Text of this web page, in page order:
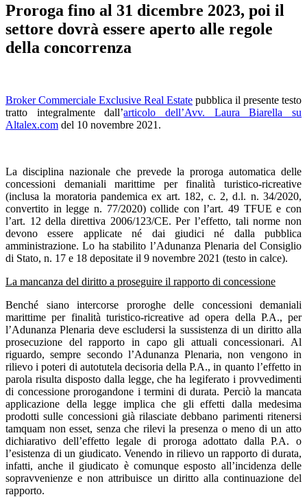
Proroga fino al 31 dicembre 2023, poi il
settore dovrà essere aperto alle regole
della concorrenza
Broker Commerciale Exclusive Real Estate pubblica il presente testo
tratto integralmente dall’articolo dell’Avv. Laura Biarella su
Altalex.com del 10 novembre 2021.
La disciplina nazionale che prevede la proroga automatica delle
concessioni demaniali marittime per finalità turistico-ricreative
(inclusa la moratoria pandemica ex art. 182, c. 2, d.l. n. 34/2020,
convertito in legge n. 77/2020) collide con l’art. 49 TFUE e con
l’art. 12 della direttiva 2006/123/CE. Per l’effetto, tali norme non
devono essere applicate né dai giudici né dalla pubblica
amministrazione. Lo ha stabilito l’Adunanza Plenaria del Consiglio
di Stato, n. 17 e 18 depositate il 9 novembre 2021 (testo in calce).
La mancanza del diritto a proseguire il rapporto di concessione
Benché siano intercorse proroghe delle concessioni demaniali
marittime per finalità turistico-ricreative ad opera della P.A., per
l’Adunanza Plenaria deve escludersi la sussistenza di un diritto alla
prosecuzione del rapporto in capo gli attuali concessionari. Al
riguardo, sempre secondo l’Adunanza Plenaria, non vengono in
rilievo i poteri di autotutela decisoria della P.A., in quanto l’effetto in
parola risulta disposto dalla legge, che ha legiferato i provvedimenti
di concessione prorogandone i termini di durata. Perciò la mancata
applicazione della legge implica che gli effetti dalla medesima
prodotti sulle concessioni già rilasciate debbano parimenti ritenersi
tamquam non esset, senza che rilevi la presenza o meno di un atto
dichiarativo dell’effetto legale di proroga adottato dalla P.A. o
l’esistenza di un giudicato. Venendo in rilievo un rapporto di durata,
infatti, anche il giudicato è comunque esposto all’incidenza delle
sopravvenienze e non attribuisce un diritto alla continuazione del
rapporto.